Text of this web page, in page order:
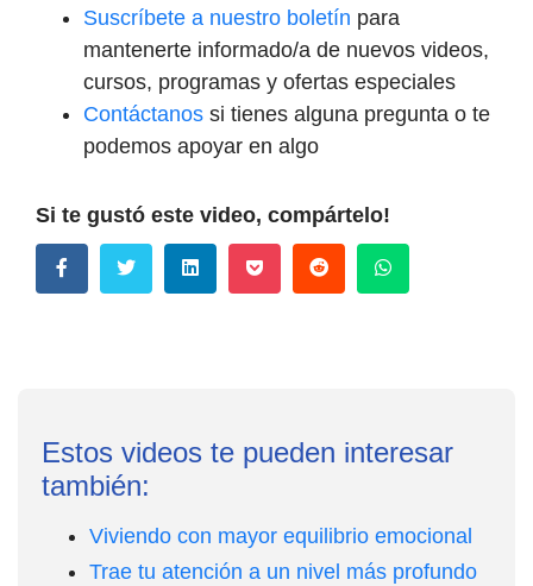
Suscríbete a nuestro boletín para
mantenerte informado/a de nuevos videos,
cursos, programas y ofertas especiales
Contáctanos si tienes alguna pregunta o te
podemos apoyar en algo
Si te gustó este video, compártelo!
Estos videos te pueden interesar
también:
Viviendo con mayor equilibrio emocional
Trae tu atención a un nivel más profundo